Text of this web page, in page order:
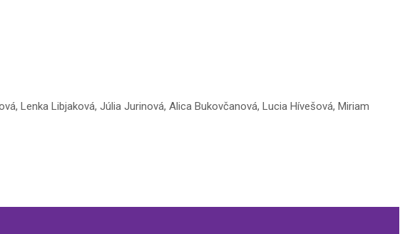
Lenka Libjaková, Júlia Jurinová, Alica Bukovčanová, Lucia Hívešová, Miriam